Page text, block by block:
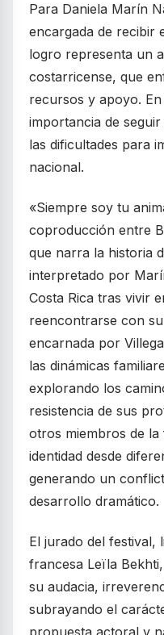
Para Daniela Marín
encargada de recibir
logro representa un
costarricense, que
recursos y apoyo.
importancia de
las dificultades para
nacional.
«Siempre soy tu
coproducción entre
que narra la historia
interpretado por
Costa Rica tras vivir
reencontrarse con
encarnada por
las dinámicas
explorando los
resistencia de sus
otros miembros de
identidad desde
generando un
desarrollo dramático.
El jurado del festival,
francesa Leïla
su audacia,
subrayando el